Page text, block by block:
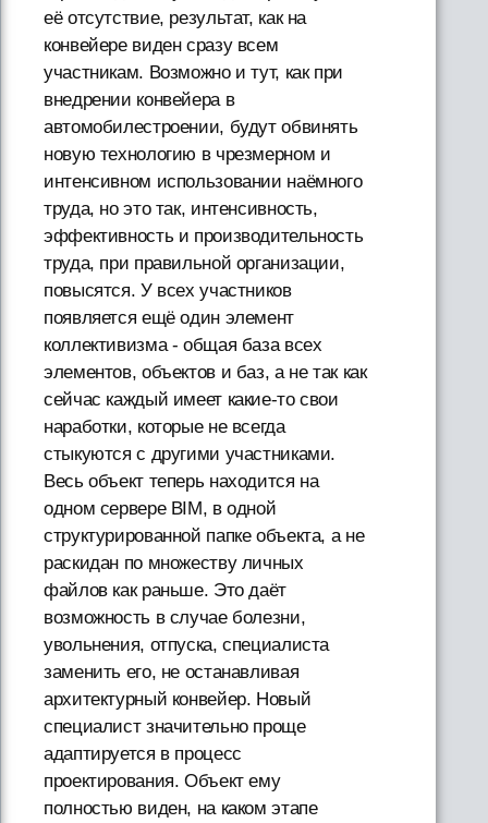
её отсутствие, результат, как на
конвейере виден сразу всем
участникам. Возможно и тут, как при
внедрении конвейера в
автомобилестроении, будут обвинять
новую технологию в чрезмерном и
интенсивном использовании наёмного
труда, но это так, интенсивность,
эффективность и производительность
труда, при правильной организации,
повысятся. У всех участников
появляется ещё один элемент
коллективизма - общая база всех
элементов, объектов и баз, а не так как
сейчас каждый имеет какие-то свои
наработки, которые не всегда
стыкуются с другими участниками.
Весь объект теперь находится на
одном сервере BIM, в одной
структурированной папке объекта, а не
раскидан по множеству личных
файлов как раньше. Это даёт
возможность в случае болезни,
увольнения, отпуска, специалиста
заменить его, не останавливая
архитектурный конвейер. Новый
специалист значительно проще
адаптируется в процесс
проектирования. Объект ему
полностью виден, на каком этапе